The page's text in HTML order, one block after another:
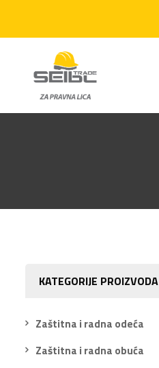
KATEGORIJE PROIZVODA
Zaštitna i radna odeća
Zaštitna i radna obuća